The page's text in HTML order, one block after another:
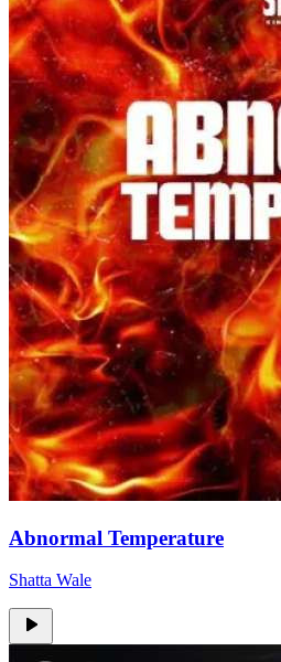
Abnormal Temperature
Shatta Wale